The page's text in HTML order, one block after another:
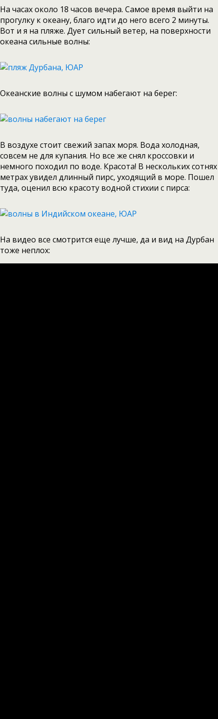
На часах около 18 часов вечера. Самое время выйти на
прогулку к океану, благо идти до него всего 2 минуты.
Вот и я на пляже. Дует сильный ветер, на поверхности
океана сильные волны:
Океанские волны с шумом набегают на берег:
В воздухе стоит свежий запах моря. Вода холодная,
совсем не для купания. Но все же снял кроссовки и
немного походил по воде. Красота! В нескольких сотнях
метрах увидел длинный пирс, уходящий в море. Пошел
туда, оценил всю красоту водной стихии с пирса:
На видео все смотрится еще лучше, да и вид на Дурбан
тоже неплох: